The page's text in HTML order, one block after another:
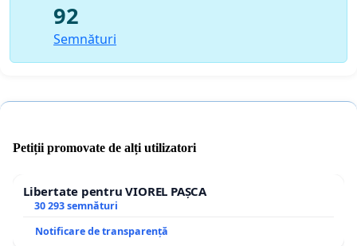
92
Semnături
Petiții promovate de alți utilizatori
Libertate pentru VIOREL PAȘCA
30 293 semnături
Notificare de transparență